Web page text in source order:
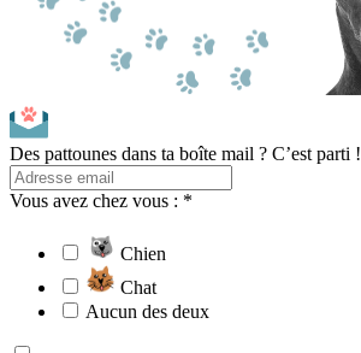
Des pattounes dans ta boîte mail ? C’est parti !
Vous avez chez vous : *
Chien
Chat
Aucun des deux